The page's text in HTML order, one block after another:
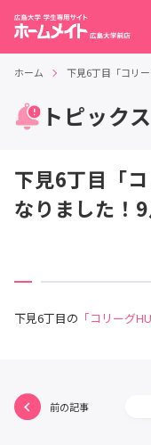
ホーム 下見6丁目「コリ
トピックス
下見6丁目「
なりました！
下見6丁目の 「コリーグHU
前の記事